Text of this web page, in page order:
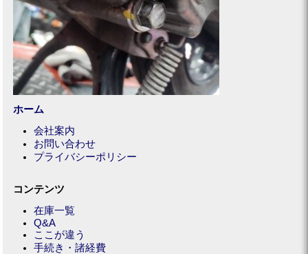
ホーム
会社案内
お問い合わせ
プライバシーポリシー
コンテンツ
在庫一覧
Q&A
ここが違う
手続き・諸経費